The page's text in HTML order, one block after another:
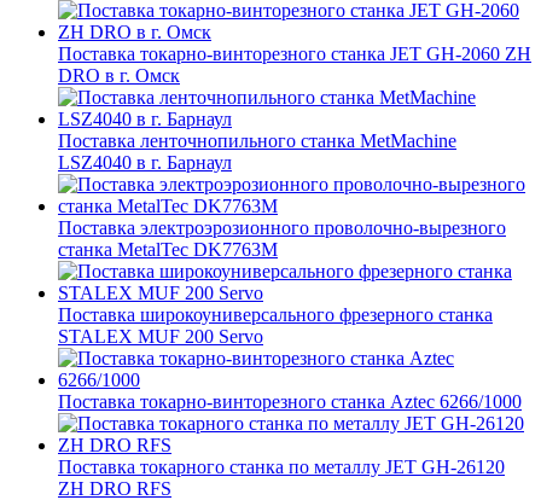
Поставка токарно-винторезного станка JET GH-2060 ZH
DRO в г. Омск
Поставка ленточнопильного станка MetMachine
LSZ4040 в г. Барнаул
Поставка электроэрозионного проволочно-вырезного
станка MetalTec DK7763M
Поставка широкоуниверсального фрезерного станка
STALEX MUF 200 Servo
Поставка токарно-винторезного станка Aztec 6266/1000
Поставка токарного станка по металлу JET GH-26120
ZH DRO RFS